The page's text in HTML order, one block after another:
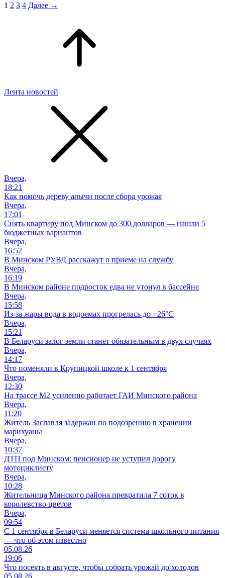
1 2 3 4 Далее →
Лента новостей
Вчера,
18:21
Как помочь дереву алычи после сбора урожая
Вчера,
17:01
Снять квартиру под Минском до 300 долларов — нашли 5
бюджетных вариантов
Вчера,
16:52
В Минском РУВД расскажут о приеме на службу
Вчера,
16:19
В Минском районе подросток едва не утонул в бассейне
Вчера,
15:58
Из-за жары вода в водоемах прогрелась до +26°C
Вчера,
15:21
В Беларуси залог земли станет обязательным в двух случаях
Вчера,
14:17
Что поменяли в Крупицкой школе к 1 сентября
Вчера,
12:30
На трассе М2 усиленно работает ГАИ Минского района
Вчера,
11:20
Житель Заславля задержан по подозрению в хранении
марихуаны
Вчера,
10:37
ДТП под Минском: пенсионер не уступил дорогу
мотоциклисту
Вчера,
10:28
Жительница Минского района превратила 7 соток в
королевство цветов
Вчера,
09:54
С 1 сентября в Беларуси меняется система школьного питания
— что об этом известно
05.08.26
19:06
Что посеять в августе, чтобы собрать урожай до холодов